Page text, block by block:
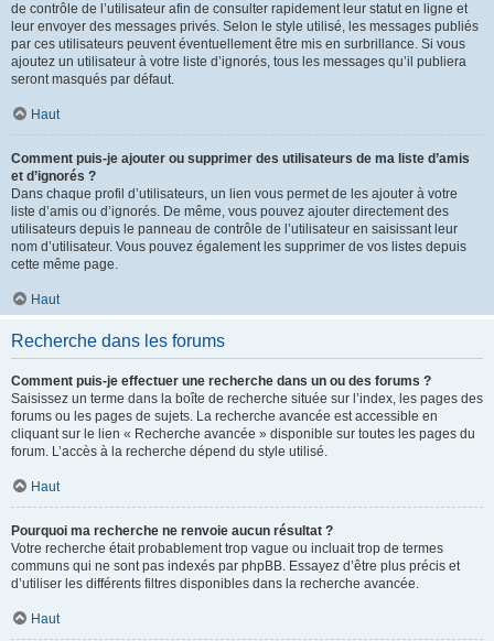
de contrôle de l’utilisateur afin de consulter rapidement leur statut en ligne et
leur envoyer des messages privés. Selon le style utilisé, les messages publiés
par ces utilisateurs peuvent éventuellement être mis en surbrillance. Si vous
ajoutez un utilisateur à votre liste d’ignorés, tous les messages qu’il publiera
seront masqués par défaut.
Haut
Comment puis-je ajouter ou supprimer des utilisateurs de ma liste d’amis
et d’ignorés ?
Dans chaque profil d’utilisateurs, un lien vous permet de les ajouter à votre
liste d’amis ou d’ignorés. De même, vous pouvez ajouter directement des
utilisateurs depuis le panneau de contrôle de l’utilisateur en saisissant leur
nom d’utilisateur. Vous pouvez également les supprimer de vos listes depuis
cette même page.
Haut
Recherche dans les forums
Comment puis-je effectuer une recherche dans un ou des forums ?
Saisissez un terme dans la boîte de recherche située sur l’index, les pages des
forums ou les pages de sujets. La recherche avancée est accessible en
cliquant sur le lien « Recherche avancée » disponible sur toutes les pages du
forum. L’accès à la recherche dépend du style utilisé.
Haut
Pourquoi ma recherche ne renvoie aucun résultat ?
Votre recherche était probablement trop vague ou incluait trop de termes
communs qui ne sont pas indexés par phpBB. Essayez d’être plus précis et
d’utiliser les différents filtres disponibles dans la recherche avancée.
Haut